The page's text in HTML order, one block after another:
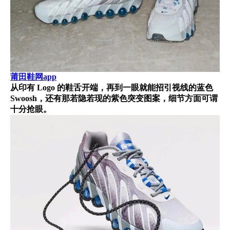
莆田鞋网app
从印有 Logo 的鞋舌开端，再到一眼就能招引视线的蓝色
Swoosh，还有那若隐若现的紫色突变图案，细节方面可谓
十分抢眼。